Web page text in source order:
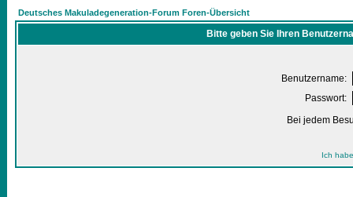
Deutsches Makuladegeneration-Forum Foren-Übersicht
Bitte geben Sie Ihren
Benutzername:
Passwort:
Bei jedem
Ich